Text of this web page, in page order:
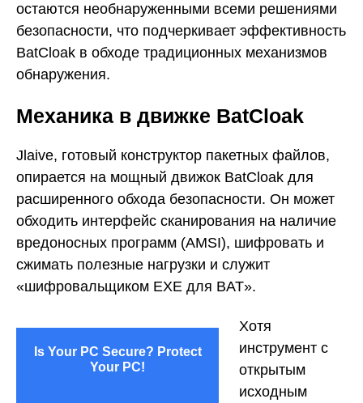
остаются необнаруженными всеми решениями
безопасности, что подчеркивает эффективность
BatCloak в обходе традиционных механизмов
обнаружения.
Механика в движке BatCloak
Jlaive, готовый конструктор пакетных файлов,
опирается на мощный движок BatCloak для
расширенного обхода безопасности. Он может
обходить интерфейс сканирования на наличие
вредоносных программ (AMSI), шифровать и
сжимать полезные нагрузки и служит
«шифровальщиком EXE для BAT».
Is Your PC Secure? Protect
Your PC!
Хотя
инструмент с
открытым
исходным